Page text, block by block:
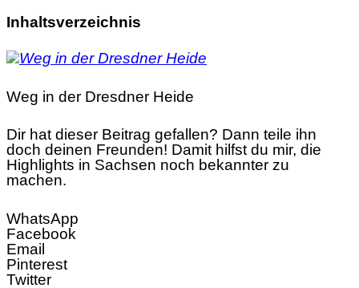
Inhaltsverzeichnis
Weg in der Dresdner Heide
Dir hat dieser Beitrag gefallen? Dann teile ihn
doch deinen Freunden! Damit hilfst du mir, die
Highlights in Sachsen noch bekannter zu
machen.
WhatsApp
Facebook
Email
Pinterest
Twitter